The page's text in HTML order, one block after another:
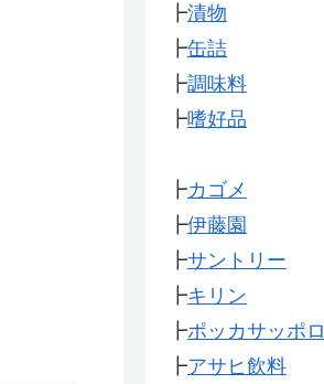
┣漬物
┣缶詰
┣調味料
┣嗜好品
┣カゴメ
┣伊藤園
┣サントリー
┣キリン
┣ポッカサッポロ
┣アサヒ飲料